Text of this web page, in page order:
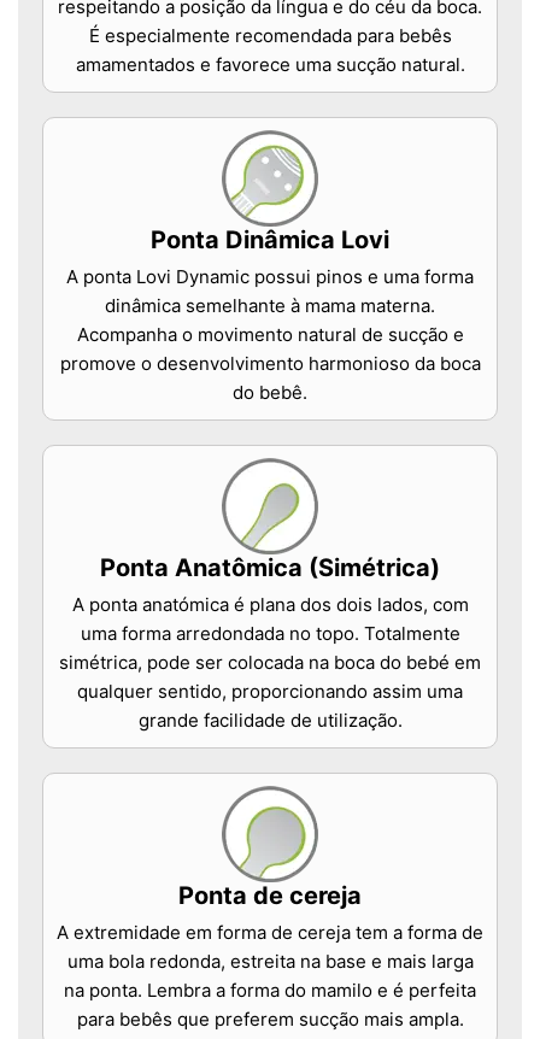
respeitando a posição da língua e do céu da boca.
É especialmente recomendada para bebês
amamentados e favorece uma sucção natural.
Ponta Dinâmica Lovi
A ponta Lovi Dynamic possui pinos e uma forma
dinâmica semelhante à mama materna.
Acompanha o movimento natural de sucção e
promove o desenvolvimento harmonioso da boca
do bebê.
Ponta Anatômica (Simétrica)
A ponta anatómica é plana dos dois lados, com
uma forma arredondada no topo. Totalmente
simétrica, pode ser colocada na boca do bebé em
qualquer sentido, proporcionando assim uma
grande facilidade de utilização.
Ponta de cereja
A extremidade em forma de cereja tem a forma de
uma bola redonda, estreita na base e mais larga
na ponta. Lembra a forma do mamilo e é perfeita
para bebês que preferem sucção mais ampla.